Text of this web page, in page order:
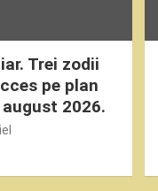
Trei zodii
pe plan
2026.